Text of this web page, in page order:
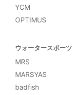
YCM
OPTIMUS
ウォータースポーツ
MRS
MARSYAS
badfish